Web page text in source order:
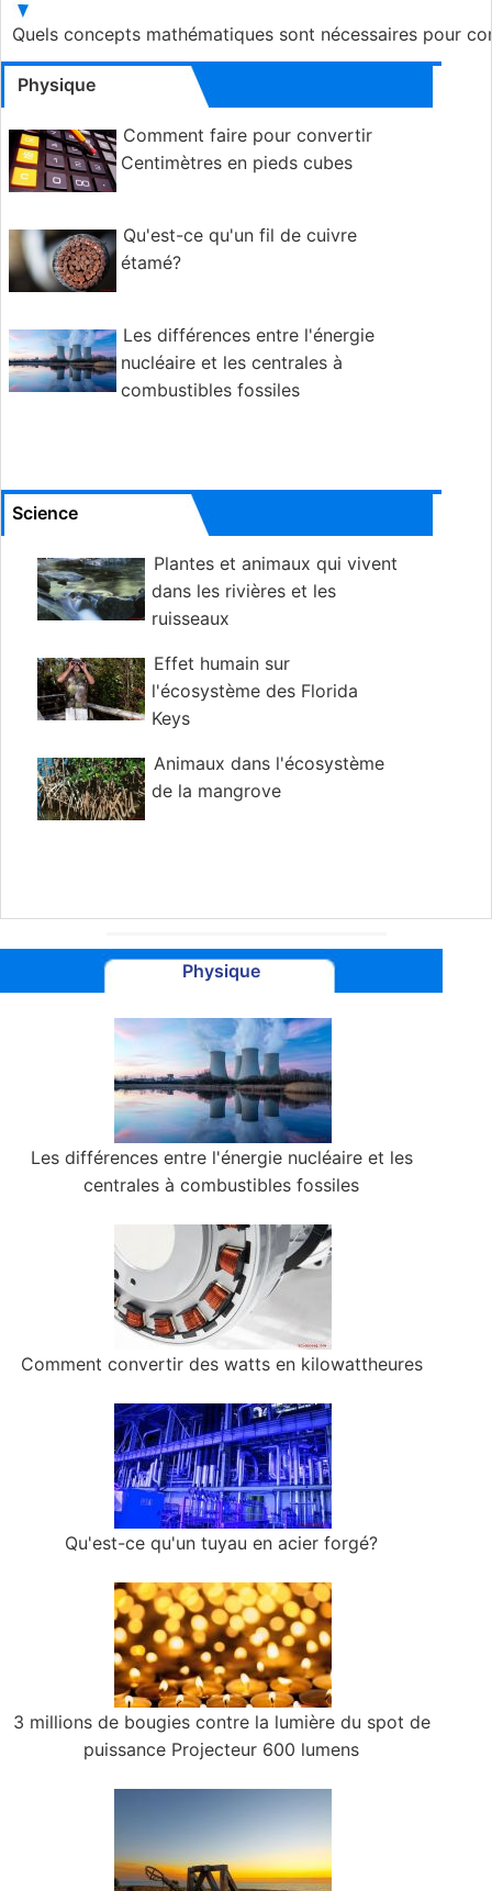
Quels concepts mathématiques sont nécessaires pour
Physique
Comment faire pour convertir
Centimètres en pieds cubes
Qu'est-ce qu'un fil de cuivre
étamé?
Les différences entre l'énergie
nucléaire et les centrales à
combustibles fossiles
Science
Plantes et animaux qui vivent
dans les rivières et les
ruisseaux
Effet humain sur
l'écosystème des Florida
Keys
Animaux dans l'écosystème
de la mangrove
Physique
Les différences entre l'énergie nucléaire et les
centrales à combustibles fossiles
Comment convertir des watts en kilowattheures
Qu'est-ce qu'un tuyau en acier forgé?
3 millions de bougies contre la lumière du spot de
puissance Projecteur 600 lumens